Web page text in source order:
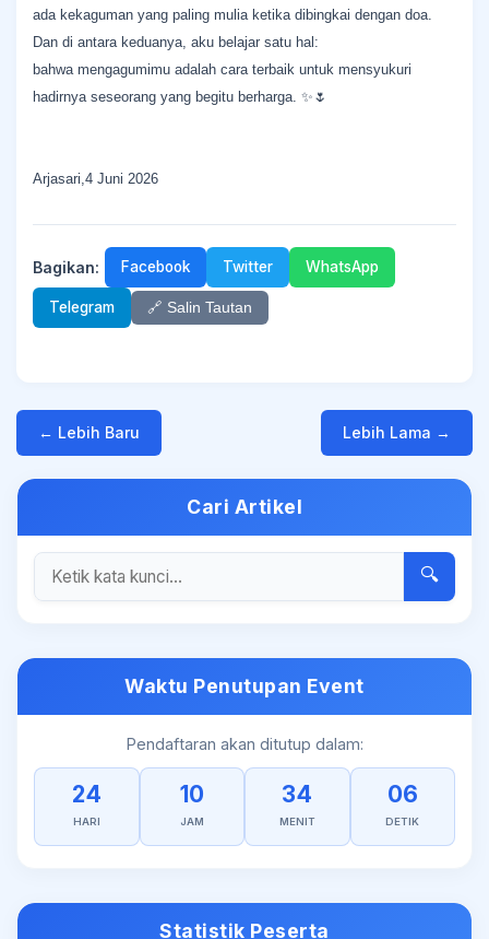
ada kekaguman yang paling mulia ketika dibingkai dengan doa.
Dan di antara keduanya, aku belajar satu hal:
bahwa mengagumimu adalah cara terbaik untuk mensyukuri
hadirnya seseorang yang begitu berharga. ✨🌷
Arjasari,4 Juni 2026
Bagikan: Facebook Twitter WhatsApp
Telegram 🔗 Salin Tautan
← Lebih Baru Lebih Lama →
Cari Artikel
🔍
Waktu Penutupan Event
Pendaftaran akan ditutup dalam:
24
HARI
10
JAM
34
MENIT
06
DETIK
Statistik Peserta